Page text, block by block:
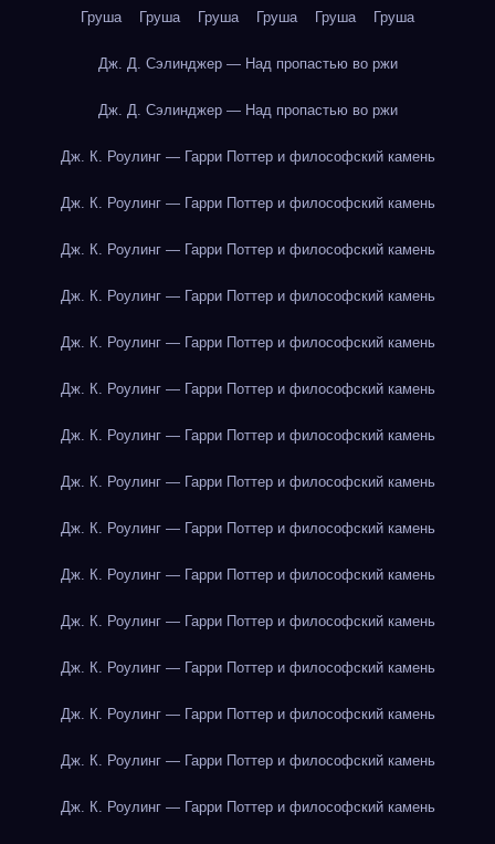
Груша Груша Груша Груша Груша Груша
Дж. Д. Сэлинджер — Над пропастью во ржи
Дж. Д. Сэлинджер — Над пропастью во ржи
Дж. К. Роулинг — Гарри Поттер и философский камень
Дж. К. Роулинг — Гарри Поттер и философский камень
Дж. К. Роулинг — Гарри Поттер и философский камень
Дж. К. Роулинг — Гарри Поттер и философский камень
Дж. К. Роулинг — Гарри Поттер и философский камень
Дж. К. Роулинг — Гарри Поттер и философский камень
Дж. К. Роулинг — Гарри Поттер и философский камень
Дж. К. Роулинг — Гарри Поттер и философский камень
Дж. К. Роулинг — Гарри Поттер и философский камень
Дж. К. Роулинг — Гарри Поттер и философский камень
Дж. К. Роулинг — Гарри Поттер и философский камень
Дж. К. Роулинг — Гарри Поттер и философский камень
Дж. К. Роулинг — Гарри Поттер и философский камень
Дж. К. Роулинг — Гарри Поттер и философский камень
Дж. К. Роулинг — Гарри Поттер и философский камень